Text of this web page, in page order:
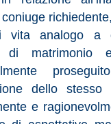
vita analogo a
di matrimonio
dello
e